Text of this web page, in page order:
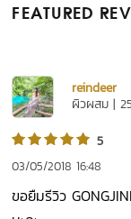
FEATURED
reindeer
ผิวผสม |
5
03/05/2018 16:48
ขอยืมรีวิว